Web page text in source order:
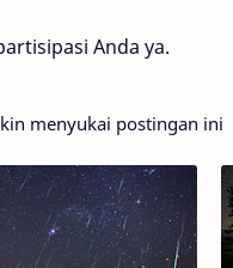
Anda ya.
menyukai postingan ini